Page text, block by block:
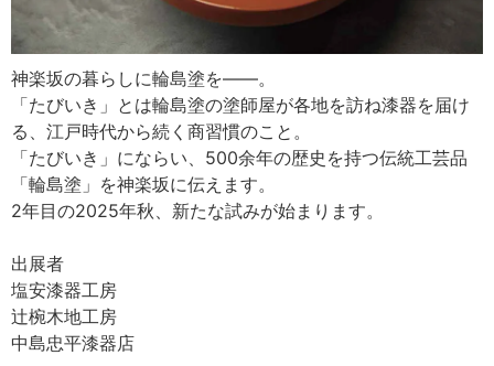
神楽坂の暮らしに輪島塗を——。
「たびいき」とは輪島塗の塗師屋が各地を訪ね漆器を届け
る、江戸時代から続く商習慣のこと。
「たびいき」にならい、500余年の歴史を持つ伝統工芸品
「輪島塗」を神楽坂に伝えます。
2年目の2025年秋、新たな試みが始まります。
出展者
塩安漆器工房
辻椀木地工房
中島忠平漆器店